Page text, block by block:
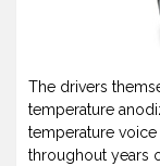
The drivers
temperature
temperature
throughout years